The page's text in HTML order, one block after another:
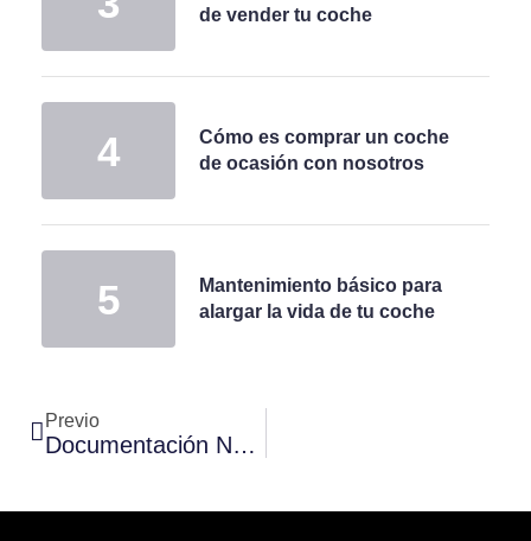
de vender tu coche
Cómo es comprar un coche
de ocasión con nosotros
Mantenimiento básico para
alargar la vida de tu coche
Previo
Documentación Necesaria Para Vender Tu Coche